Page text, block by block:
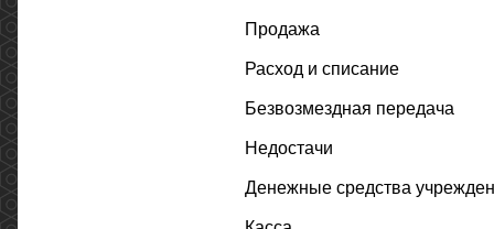
Продажа
Расход и списание
Безвозмездная передача
Недостачи
Денежные средства